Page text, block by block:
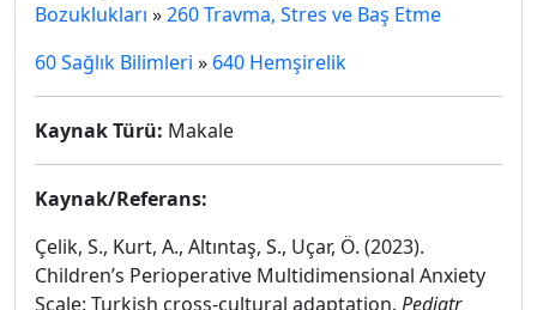
Bozuklukları »260 Travma, Stres ve Baş Etme
60 Sağlık Bilimleri » 640 Hemşirelik
Kaynak Türü: Makale
Kaynak/Referans:
Çelik, S., Kurt, A., Altıntaş, S., Uçar, Ö. (2023).
Children’s Perioperative Multidimensional Anxiety
Scale: Turkish cross-cultural adaptation. Pediatr